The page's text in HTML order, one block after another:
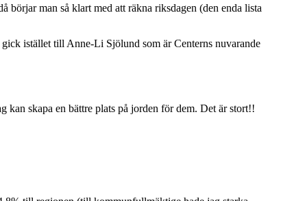
börjar man så klart med att räkna riksdagen (den enda lista
istället till Anne-Li Sjölund som är Centerns nuvarande
skapa en bättre plats på jorden för dem. Det är stort!!